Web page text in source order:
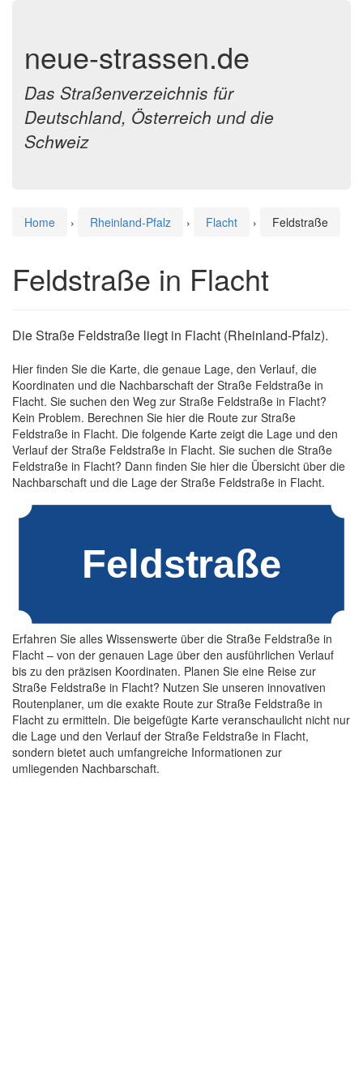
neue-strassen.de
Das Straßenverzeichnis für
Deutschland, Österreich und die
Schweiz
Home › Rheinland-Pfalz › Flacht › Feldstraße
Feldstraße in Flacht
Die Straße Feldstraße liegt in Flacht (Rheinland-Pfalz).
Hier finden Sie die Karte, die genaue Lage, den Verlauf, die
Koordinaten und die Nachbarschaft der Straße Feldstraße in
Flacht. Sie suchen den Weg zur Straße Feldstraße in Flacht?
Kein Problem. Berechnen Sie hier die Route zur Straße
Feldstraße in Flacht. Die folgende Karte zeigt die Lage und den
Verlauf der Straße Feldstraße in Flacht. Sie suchen die Straße
Feldstraße in Flacht? Dann finden Sie hier die Übersicht über die
Nachbarschaft und die Lage der Straße Feldstraße in Flacht.
Erfahren Sie alles Wissenswerte über die Straße Feldstraße in
Flacht – von der genauen Lage über den ausführlichen Verlauf
bis zu den präzisen Koordinaten. Planen Sie eine Reise zur
Straße Feldstraße in Flacht? Nutzen Sie unseren innovativen
Routenplaner, um die exakte Route zur Straße Feldstraße in
Flacht zu ermitteln. Die beigefügte Karte veranschaulicht nicht nur
die Lage und den Verlauf der Straße Feldstraße in Flacht,
sondern bietet auch umfangreiche Informationen zur
umliegenden Nachbarschaft.